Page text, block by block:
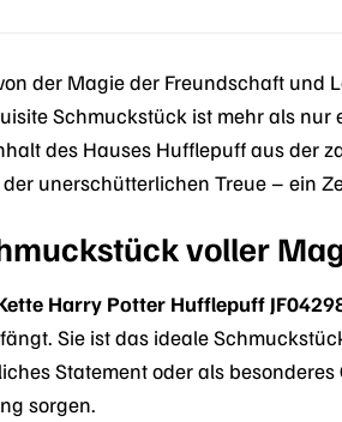
der Magie der Freundschaft und
Schmuckstück ist mehr als
des Hauses Hufflepuff aus der
unerschütterlichen Treue – ein
voller
Harry Potter Hufflepuff
Sie ist das ideale
Statement oder als
sorgen.